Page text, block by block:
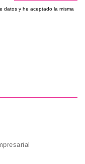
datos y he aceptado la misma